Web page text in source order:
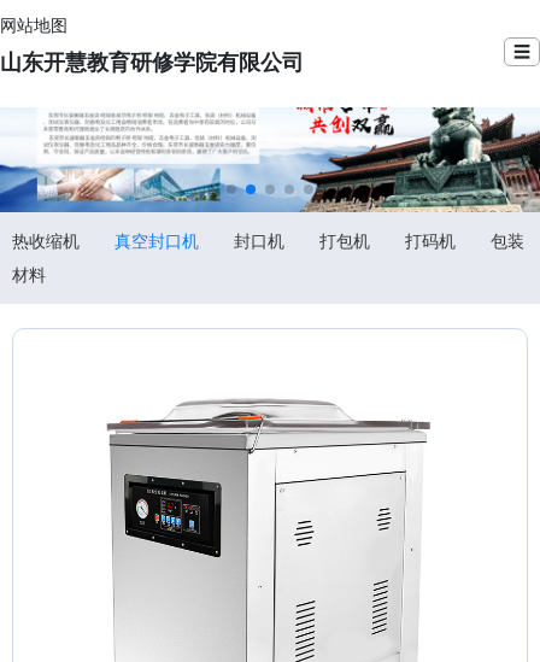
网站地图
山东开慧教育研修学院有限公司 ☰
热收缩机 真空封口机 封口机 打包机 打码机
包装
材料